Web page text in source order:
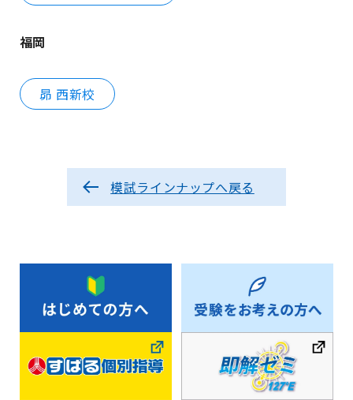
福岡
昴 西新校
模試ラインナップへ戻る